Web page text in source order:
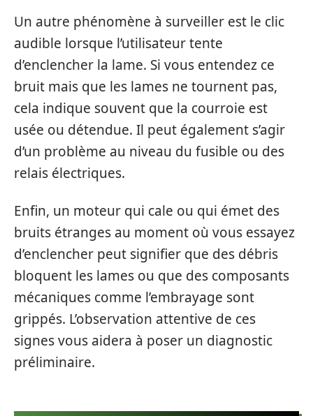
Un autre phénomène à surveiller est le clic
audible lorsque l’utilisateur tente
d’enclencher la lame. Si vous entendez ce
bruit mais que les lames ne tournent pas,
cela indique souvent que la courroie est
usée ou détendue. Il peut également s’agir
d’un problème au niveau du fusible ou des
relais électriques.
Enfin, un moteur qui cale ou qui émet des
bruits étranges au moment où vous essayez
d’enclencher peut signifier que des débris
bloquent les lames ou que des composants
mécaniques comme l’embrayage sont
grippés. L’observation attentive de ces
signes vous aidera à poser un diagnostic
préliminaire.